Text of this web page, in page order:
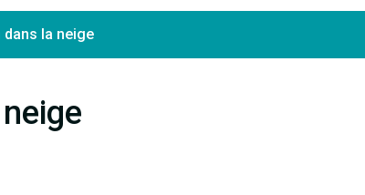
dans la neige